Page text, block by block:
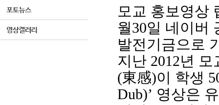
모교 홍보영상
월30일 네이버
발전기금으로
지난 2012년 모
(東感)이 학생
Dub)’ 영상은